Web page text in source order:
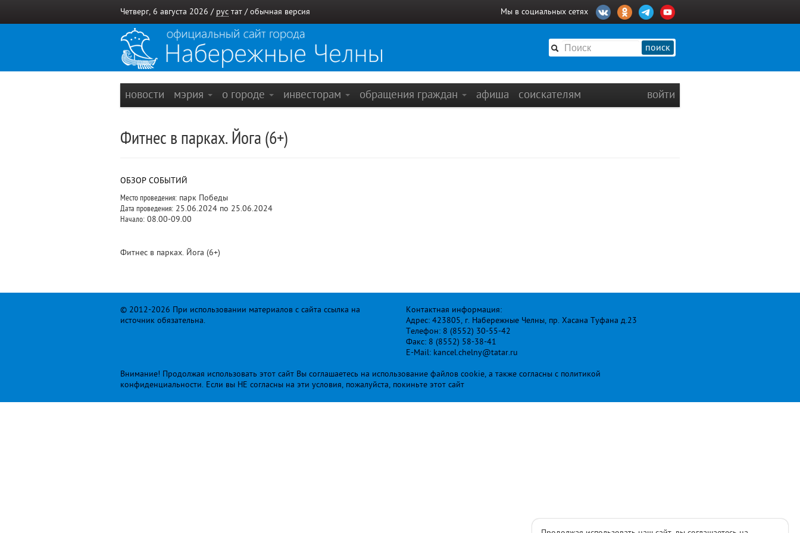
Четверг, 6 августа 2026 / рус тат / обычная версия Мы в социальных сетях
поиск
новости мэрия о городе инвесторам обращения граждан афиша соискателям войти
Фитнес в парках. Йога (6+)
ОБЗОР СОБЫТИЙ
Место проведения: парк Победы
Дата проведения: 25.06.2024 по 25.06.2024
Начало: 08.00-09.00
Фитнес в парках. Йога (6+)
© 2012-2026 При использовании материалов с сайта ссылка на
источник обязательна.
Контактная информация:
Адрес: 423805, г. Набережные Челны, пр. Хасана Туфана д.23
Телефон: 8 (8552) 30-55-42
Факс: 8 (8552) 58-38-41
E-Mail: kancel.chelny@tatar.ru
Внимание! Продолжая использовать этот сайт Вы соглашаетесь на использование файлов cookie, а также согласны с политикой
конфиденциальности. Если вы НЕ согласны на эти условия, пожалуйста, покиньте этот сайт